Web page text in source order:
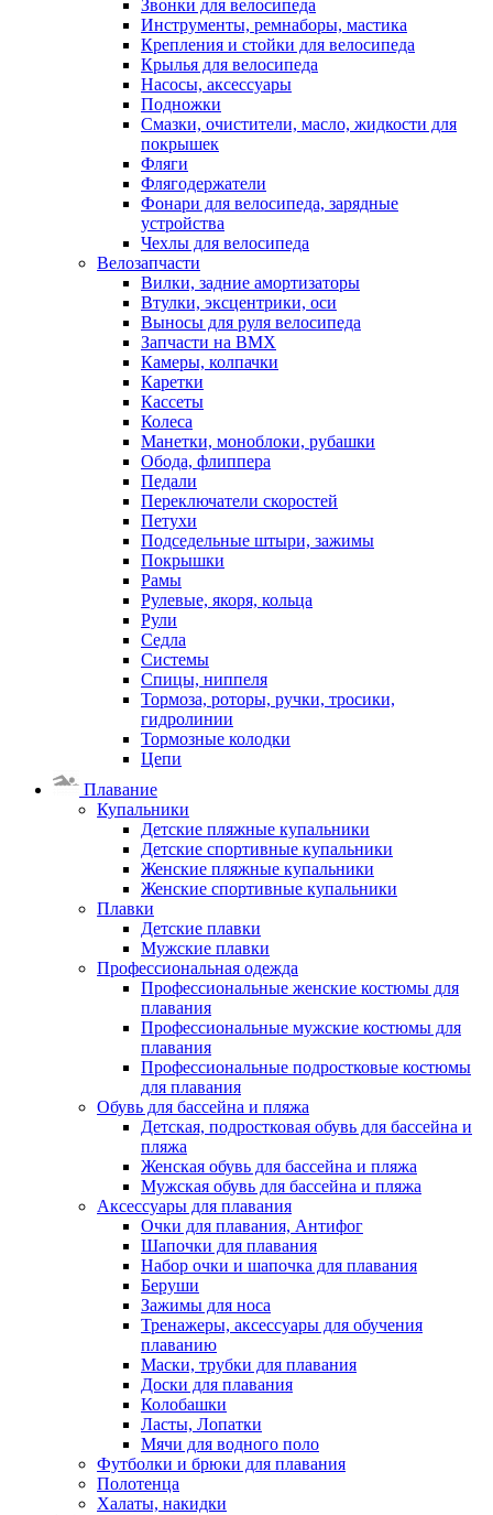
Звонки для велосипеда
Инструменты, ремнаборы, мастика
Крепления и стойки для велосипеда
Крылья для велосипеда
Насосы, аксессуары
Подножки
Смазки, очистители, масло, жидкости для
покрышек
Фляги
Флягодержатели
Фонари для велосипеда, зарядные
устройства
Чехлы для велосипеда
Велозапчасти
Вилки, задние амортизаторы
Втулки, эксцентрики, оси
Выносы для руля велосипеда
Запчасти на BMX
Камеры, колпачки
Каретки
Кассеты
Колеса
Манетки, моноблоки, рубашки
Обода, флиппера
Педали
Переключатели скоростей
Петухи
Подседельные штыри, зажимы
Покрышки
Рамы
Рулевые, якоря, кольца
Рули
Седла
Системы
Спицы, ниппеля
Тормоза, роторы, ручки, тросики,
гидролинии
Тормозные колодки
Цепи
Плавание
Купальники
Детские пляжные купальники
Детские спортивные купальники
Женские пляжные купальники
Женские спортивные купальники
Плавки
Детские плавки
Мужские плавки
Профессиональная одежда
Профессиональные женские костюмы для
плавания
Профессиональные мужские костюмы для
плавания
Профессиональные подростковые костюмы
для плавания
Обувь для бассейна и пляжа
Детская, подростковая обувь для бассейна и
пляжа
Женская обувь для бассейна и пляжа
Мужская обувь для бассейна и пляжа
Аксессуары для плавания
Очки для плавания, Антифог
Шапочки для плавания
Набор очки и шапочка для плавания
Беруши
Зажимы для носа
Тренажеры, аксессуары для обучения
плаванию
Маски, трубки для плавания
Доски для плавания
Колобашки
Ласты, Лопатки
Мячи для водного поло
Футболки и брюки для плавания
Полотенца
Халаты, накидки